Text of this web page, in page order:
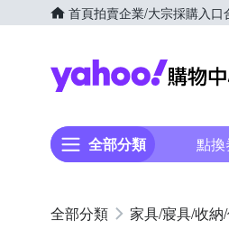
首頁拍賣企業/大宗採購入口
全部分類 點換
家具/寢具/收納